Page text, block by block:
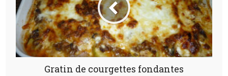
Gratin de courgettes fondantes